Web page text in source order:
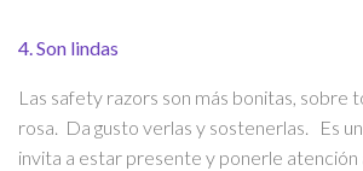
​4. Son lindas
Las safety razors son más bonitas, sobre
rosa. Da gusto verlas y sostenerlas. Es
invita a estar presente y ponerle atención